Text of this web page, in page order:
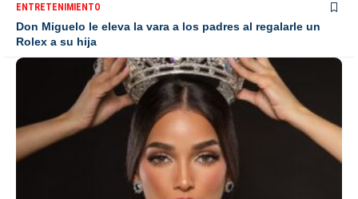
ENTRETENIMIENTO
Don Miguelo le eleva la vara a los padres al regalarle un
Rolex a su hija